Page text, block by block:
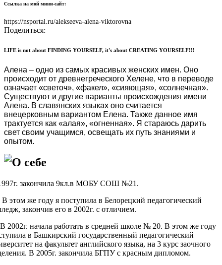
Ссылка на мой мини-сайт:
https://nsportal.ru/alekseeva-alena-viktorovna
Поделиться:
LIFE is not about FINDING YOURSELF, it's about CREATING YOURSELF!!!
Алена – одно из самых красивых женских имен. Оно
происходит от древнегреческого Хелене, что в переводе
означает «светоч», «факел», «сияющая», «солнечная».
Существуют и другие варианты происхождения имени
Алена. В славянских языках оно считается
внецерковным вариантом Елена. Также данное имя
трактуется как «алая», «огненная». Я стараюсь дарить
свет своим учащимся, освещать их путь знаниями и
опытом.
О себе
закончила 9кл.в МОБУ СОШ №21.
же году я поступила в Белорецкий педагогический
закончив его в 2002г. с отличием.
начала работать в средней школе № 20. В этом же году
в Башкирский государственный педагогический
на факультет английского языка, на 3 курс заочного
В 2005г. закончила БГПУ с красным дипломом.